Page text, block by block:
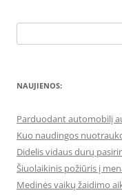
for:
NAUJIENOS:
Parduodant automobilį
Kuo naudingos
Didelis vidaus durų
Šiuolaikinis požiūris į
Medinės vaikų žaidimo